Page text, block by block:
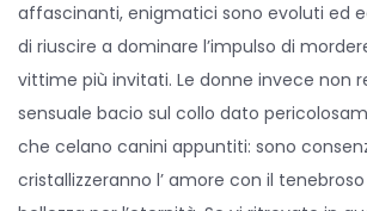
affascinanti, enigmatici sono evoluti ed
di riuscire a dominare l’impulso di
vittime più invitati. Le donne invece non
sensuale bacio sul collo dato
che celano canini appuntiti: sono
cristallizzeranno l’ amore con il